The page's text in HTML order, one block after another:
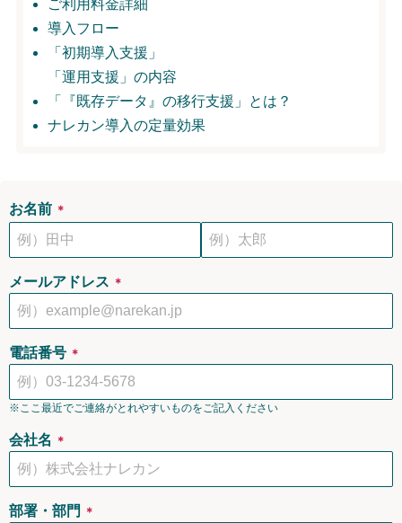
ご利用料金詳細
導入フロー
「初期導入支援」
「運用支援」の内容
「『既存データ』の移行支援」とは？
ナレカン導入の定量効果
お名前 ＊
メールアドレス ＊
電話番号 ＊
※ここ最近でご連絡がとれやすいものをご記入ください
会社名 ＊
部署・部門 ＊